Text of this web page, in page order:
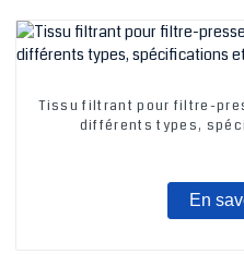
Tissu filtrant pour filtre-
différents types,
En